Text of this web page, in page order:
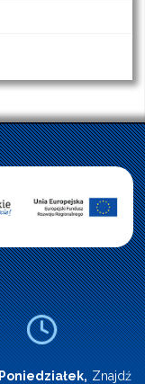
Poniedziałek, Znajdź